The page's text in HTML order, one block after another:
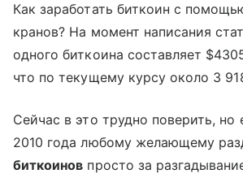
Как заработать биткоин с
кранов? На момент написания
одного биткоина составляет
что по текущему курсу около 3
Сейчас в это трудно поверить, но
2010 года любому желающему
биткоинов просто за